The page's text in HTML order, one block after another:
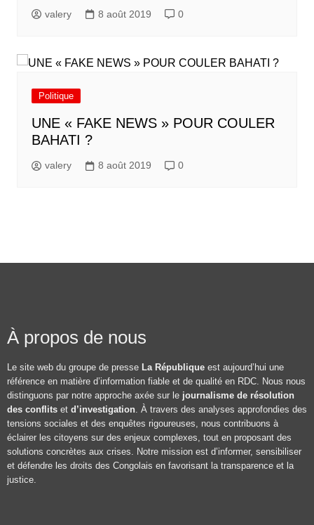
valery 8 août 2019 0
Politique
UNE « FAKE NEWS » POUR COULER
BAHATI ?
valery 8 août 2019 0
À propos de nous
Le site web du groupe de presse La République est aujourd’hui une
référence en matière d’information fiable et de qualité en RDC. Nous nous
distinguons par notre approche axée sur le journalisme de résolution
des conflits et d’investigation. À travers des analyses approfondies des
tensions sociales et des enquêtes rigoureuses, nous contribuons à
éclairer les citoyens sur des enjeux complexes, tout en proposant des
solutions concrètes aux crises. Notre mission est d’informer, sensibiliser
et défendre les droits des Congolais en favorisant la transparence et la
justice.